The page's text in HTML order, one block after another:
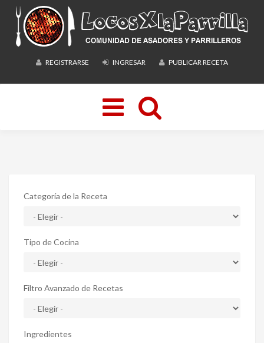
REGISTRARSE INGRESAR PUBLICAR RECETA
Toggle
navigation
Categoría de la Receta
Tipo de Cocina
Filtro Avanzado de Recetas
Ingredientes